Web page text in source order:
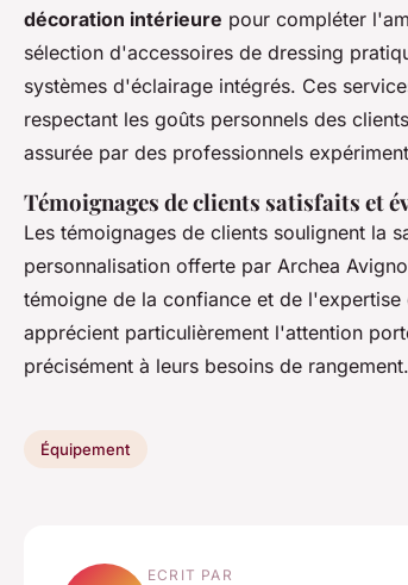
décoration intérieure pour compléter
sélection d'accessoires de dressing
systèmes d'éclairage intégrés. Ces
respectant les goûts personnels des
assurée par des professionnels
Témoignages de clients satisfaits et
Les témoignages de clients soulignent la
personnalisation offerte par Archea
témoigne de la confiance et de l'expertise
apprécient particulièrement l'attention
précisément à leurs besoins de rangement.
Équipement
ECRIT PAR